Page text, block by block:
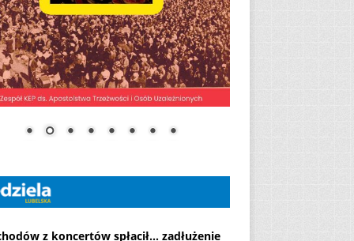
z koncertów spłacił... zadłużenie